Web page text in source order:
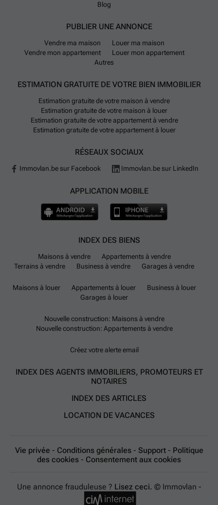
Blog
PUBLIER UNE ANNONCE
Vendre ma maison
Louer ma maison
Vendre mon appartement
Louer mon appartement
Autres
ESTIMATION GRATUITE DE VOTRE BIEN IMMOBILIER
Estimation gratuite de votre maison à vendre
Estimation gratuite de votre maison à louer
Estimation gratuite de votre appartement à vendre
Estimation gratuite de votre appartement à louer
RÉSEAUX SOCIAUX
Immovlan.be sur Facebook Immovlan.be sur LinkedIn
APPLICATION MOBILE
INDEX DES BIENS
Maisons à vendre
Appartements à vendre
Terrains à vendre
Business à vendre Garages à vendre
Maisons à louer Appartements à louer
Business à louer
Garages à louer
Nouvelle construction: Maisons à vendre
Nouvelle construction: Appartements à vendre
Créez votre alerte email
INDEX DES AGENTS IMMOBILIERS, PROMOTEURS ET
NOTAIRES
INDEX DES ARTICLES
LOCATION DE VACANCES
Vie privée - Conditions générales - Support - Politique
des cookies - Consentement aux cookies
Une annonce frauduleuse ? Lisez ceci. © Immovlan -